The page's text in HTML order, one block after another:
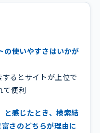
の使いやすさはいかが
るとサイトが上位で
て便利
と感じたとき、検索結
さのどちらが理由に